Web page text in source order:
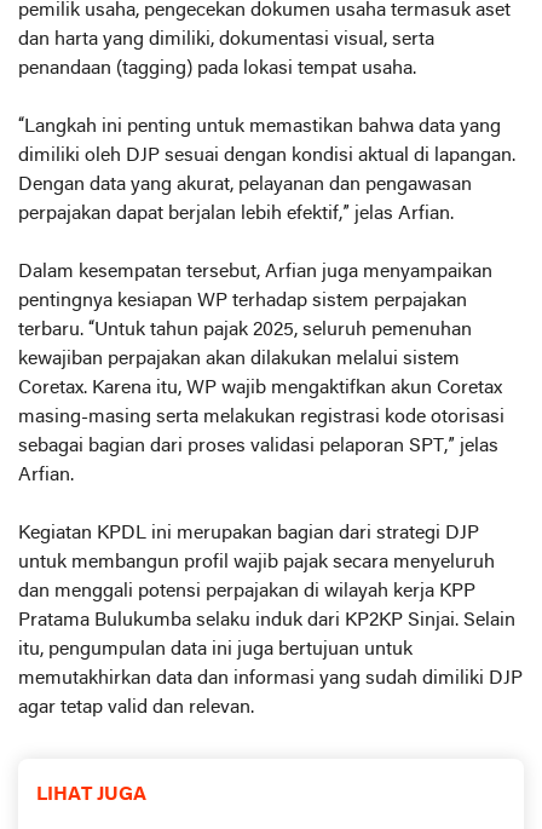
pemilik usaha, pengecekan dokumen usaha termasuk aset
dan harta yang dimiliki, dokumentasi visual, serta
penandaan (tagging) pada lokasi tempat usaha.
“Langkah ini penting untuk memastikan bahwa data yang
dimiliki oleh DJP sesuai dengan kondisi aktual di lapangan.
Dengan data yang akurat, pelayanan dan pengawasan
perpajakan dapat berjalan lebih efektif,” jelas Arfian.
Dalam kesempatan tersebut, Arfian juga menyampaikan
pentingnya kesiapan WP terhadap sistem perpajakan
terbaru. “Untuk tahun pajak 2025, seluruh pemenuhan
kewajiban perpajakan akan dilakukan melalui sistem
Coretax. Karena itu, WP wajib mengaktifkan akun Coretax
masing-masing serta melakukan registrasi kode otorisasi
sebagai bagian dari proses validasi pelaporan SPT,” jelas
Arfian.
Kegiatan KPDL ini merupakan bagian dari strategi DJP
untuk membangun profil wajib pajak secara menyeluruh
dan menggali potensi perpajakan di wilayah kerja KPP
Pratama Bulukumba selaku induk dari KP2KP Sinjai. Selain
itu, pengumpulan data ini juga bertujuan untuk
memutakhirkan data dan informasi yang sudah dimiliki DJP
agar tetap valid dan relevan.
LIHAT JUGA